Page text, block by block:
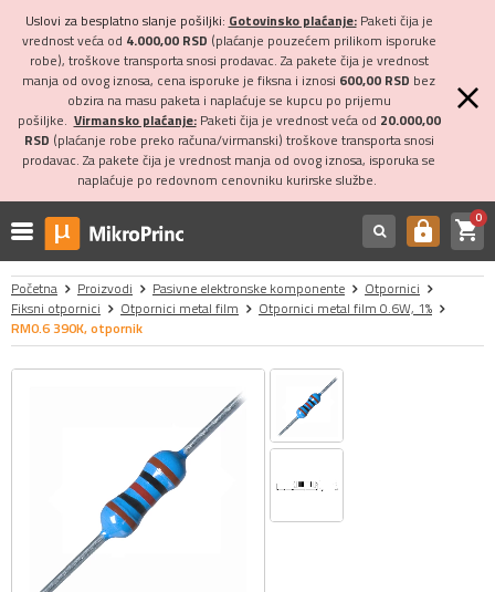
Uslovi za besplatno slanje pošiljki: Gotovinsko plaćanje:Paketi čija je
vrednost veća od 4.000,00 RSD (plaćanje pouzećem prilikom isporuke
robe), troškove transporta snosi prodavac. Za pakete čija je vrednost
manja od ovog iznosa, cena isporuke je fiksna i iznosi 600,00 RSD bez
obzira na masu paketa i naplaćuje se kupcu po prijemu
pošiljke. Virmansko plaćanje:Paketi čija je vrednost veća od 20.000,00
RSD (plaćanje robe preko računa/virmanski) troškove transporta snosi
prodavac. Za pakete čija je vrednost manja od ovog iznosa, isporuka se
naplaćuje po redovnom cenovniku kurirske službe.
https shopping_cart0
Početna Proizvodi Pasivne elektronske komponente
Otpornici
Fiksni otpornici
Otpornici metal film
Otpornici metal film 0.6W, 1%
RM0.6 390K, otpornik